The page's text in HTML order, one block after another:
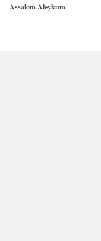
Assalom Aleykum